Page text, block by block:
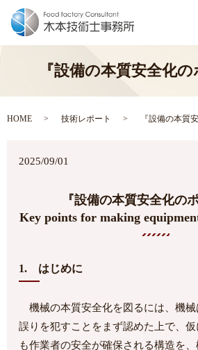
『設備の本質安全化の
HOME 技術レポート 『設備の本質
2025/09/01
『設備の本質安全化の
Key points for making
1. はじめに
機械の本質安全化を図るには、機械
誤りを犯すことをまず認めた上で、
も作業者の安全が確保される構造を